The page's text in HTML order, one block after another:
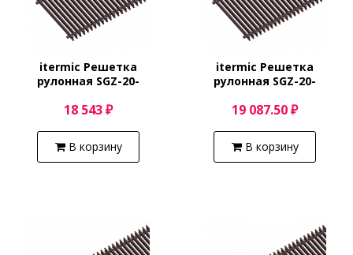
itermic Решетка
рулонная SGZ-20-
18 543 ₽
В корзину
itermic Решетка
рулонная SGZ-20-
19 087.50 ₽
В корзину